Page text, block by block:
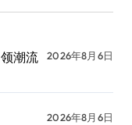
潮流
2026年8月6日
2026年8月6日